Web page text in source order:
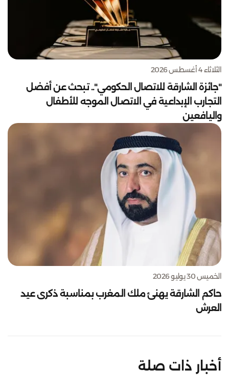
الثلاثاء 4 أغسطس 2026
"جائزة الشارقة للاتصال الحكومي".. تبحث عن أفضل
التجارب الإبداعية في الاتصال الموجه للأطفال
واليافعين
الخميس 30 يوليو 2026
حاكم الشارقة يهنئ ملك المغرب بمناسبة ذكرى عيد
العرش
أخبار ذات صلة